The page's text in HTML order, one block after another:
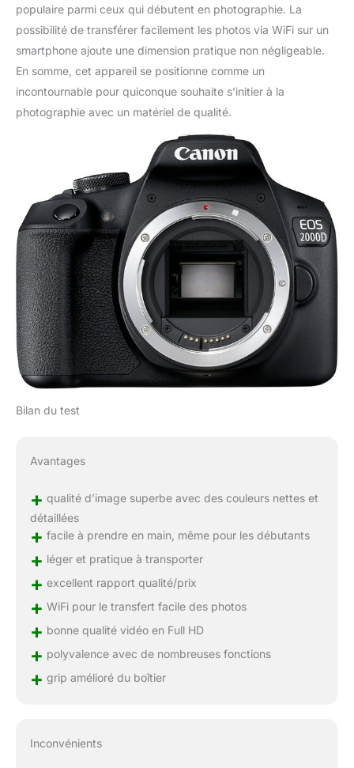
populaire parmi ceux qui débutent en photographie. La
possibilité de transférer facilement les photos via WiFi sur un
smartphone ajoute une dimension pratique non négligeable.
En somme, cet appareil se positionne comme un
incontournable pour quiconque souhaite s’initier à la
photographie avec un matériel de qualité.
Bilan du test
Avantages
+ qualité d’image superbe avec des couleurs nettes et
détaillées
+ facile à prendre en main, même pour les débutants
+ léger et pratique à transporter
+ excellent rapport qualité/prix
+ WiFi pour le transfert facile des photos
+ bonne qualité vidéo en Full HD
+ polyvalence avec de nombreuses fonctions
+ grip amélioré du boîtier
Inconvénients